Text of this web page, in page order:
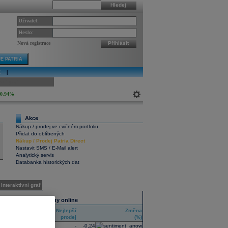
Hledej
Uživatel:
Heslo:
Nová registrace Přihlásit
PATRIA
0,94%
Akce
Nákup / prodej ve cvičném portfoliu
Přidat do oblíbených
Nákup/ Prodej Patria Direct
Nastavit SMS / E-Mail alert
Analytický servis
Databanka historických dat
Interaktivní graf
Všechny trhy online
Nejlepší
prodej
Změna
(%)
- -0,24